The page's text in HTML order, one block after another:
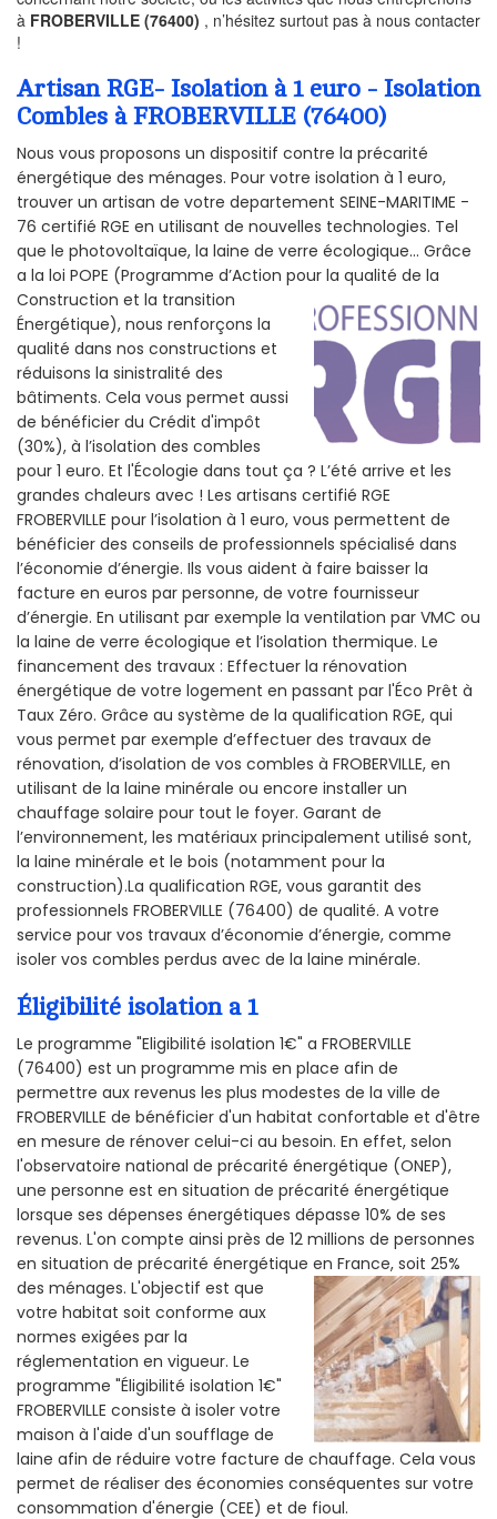
à FROBERVILLE (76400) , n’hésitez surtout pas à nous contacter
!
Artisan RGE- Isolation à 1 euro - Isolation
Combles à FROBERVILLE (76400)
Nous vous proposons un dispositif contre la précarité
énergétique des ménages. Pour votre isolation à 1 euro,
trouver un artisan de votre departement SEINE-MARITIME -
76 certifié RGE en utilisant de nouvelles technologies. Tel
que le photovoltaïque, la laine de verre écologique... Grâce
a la loi POPE (Programme d’Action pour la qualité de la
Construction et la transition
Énergétique), nous renforçons la
qualité dans nos constructions et
réduisons la sinistralité des
bâtiments. Cela vous permet aussi
de bénéficier du Crédit d'impôt
(30%), à l’isolation des combles
pour 1 euro. Et l'Écologie dans tout ça ? L’été arrive et les
grandes chaleurs avec ! Les artisans certifié RGE
FROBERVILLE pour l’isolation à 1 euro, vous permettent de
bénéficier des conseils de professionnels spécialisé dans
l’économie d’énergie. Ils vous aident à faire baisser la
facture en euros par personne, de votre fournisseur
d’énergie. En utilisant par exemple la ventilation par VMC ou
la laine de verre écologique et l’isolation thermique. Le
financement des travaux : Effectuer la rénovation
énergétique de votre logement en passant par l'Éco Prêt à
Taux Zéro. Grâce au système de la qualification RGE, qui
vous permet par exemple d’effectuer des travaux de
rénovation, d’isolation de vos combles à FROBERVILLE, en
utilisant de la laine minérale ou encore installer un
chauffage solaire pour tout le foyer. Garant de
l’environnement, les matériaux principalement utilisé sont,
la laine minérale et le bois (notamment pour la
construction).La qualification RGE, vous garantit des
professionnels FROBERVILLE (76400) de qualité. A votre
service pour vos travaux d’économie d’énergie, comme
isoler vos combles perdus avec de la laine minérale.
Éligibilité isolation a 1
Le programme "Eligibilité isolation 1€" a FROBERVILLE
(76400) est un programme mis en place afin de
permettre aux revenus les plus modestes de la ville de
FROBERVILLE de bénéficier d'un habitat confortable et d'être
en mesure de rénover celui-ci au besoin. En effet, selon
l'observatoire national de précarité énergétique (ONEP),
une personne est en situation de précarité énergétique
lorsque ses dépenses énergétiques dépasse 10% de ses
revenus. L'on compte ainsi près de 12 millions de personnes
en situation de précarité énergétique en France, soit 25%
des ménages. L'objectif est que
votre habitat soit conforme aux
normes exigées par la
réglementation en vigueur. Le
programme "Éligibilité isolation 1€"
FROBERVILLE consiste à isoler votre
maison à l'aide d'un soufflage de
laine afin de réduire votre facture de chauffage. Cela vous
permet de réaliser des économies conséquentes sur votre
consommation d'énergie (CEE) et de fioul.